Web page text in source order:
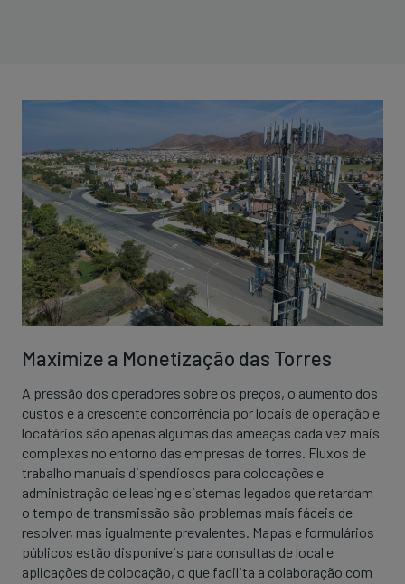
Maximize a Monetização das Torres
A pressão dos operadores sobre os preços, o aumento dos
custos e a crescente concorrência por locais de operação e
locatários são apenas algumas das ameaças cada vez mais
complexas no entorno das empresas de torres. Fluxos de
trabalho manuais dispendiosos para colocações e
administração de leasing e sistemas legados que retardam
o tempo de transmissão são problemas mais fáceis de
resolver, mas igualmente prevalentes. Mapas e formulários
públicos estão disponíveis para consultas de local e
aplicações de colocação, o que facilita a colaboração com